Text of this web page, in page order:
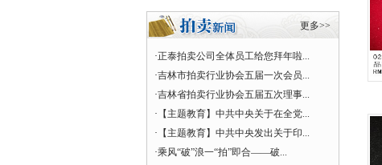
更多>>
·正泰拍卖公司全体员工给您拜年啦...
·吉林市拍卖行业协会五届一次会员...
·吉林省拍卖行业协会五届五次理事...
· 【主题教育】中共中央关于在全党...
· 【主题教育】中共中央发出关于印...
·乘风“破”浪一“拍”即合——破...